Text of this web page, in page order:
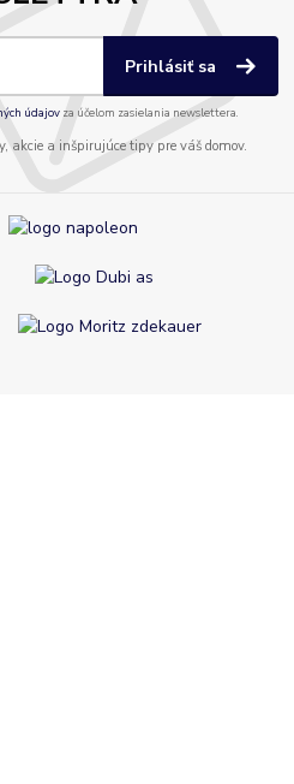
Prihlásiť sa
údajov za účelom zasielania newslettera.
akcie a inšpirujúce tipy pre váš domov.